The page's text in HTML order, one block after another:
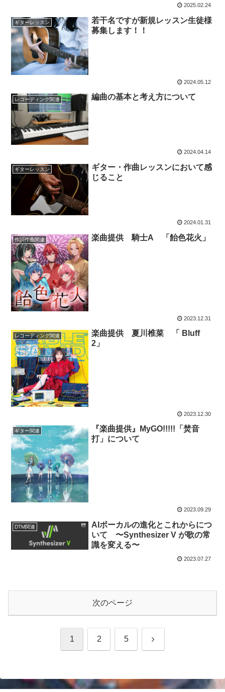
2025.02.24
ギターレッスン
若干名ですが新規レッスン生徒様
募集します！！
2024.05.12
レコーディング関連 編曲の基本と考え方について
2024.04.14
ギターレッスン
ギター・作曲レッスンにおいて感
じること
2024.01.31
作詞作曲関連 楽曲提供 騎士A 「飴色花火」
2023.12.31
レコーディング関連
楽曲提供 夏川椎菜 「 Bluff
2」
2023.12.30
ギター関連
『楽曲提供』MyGO!!!!!「焚音
打」について
2023.09.29
DTM関連
AIボーカルの進化とこれからにつ
いて 〜Synthesizer V が歌の常
識を変える〜
2023.07.27
次のページ
1 2 5 次